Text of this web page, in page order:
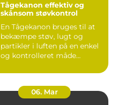
Tågekanon effektiv og
skånsom støvkontrol
En Tågekanon bruges til at
bekæmpe støv, lugt og
partikler i luften på en enkel
og kontrolleret måde...
06. Mar